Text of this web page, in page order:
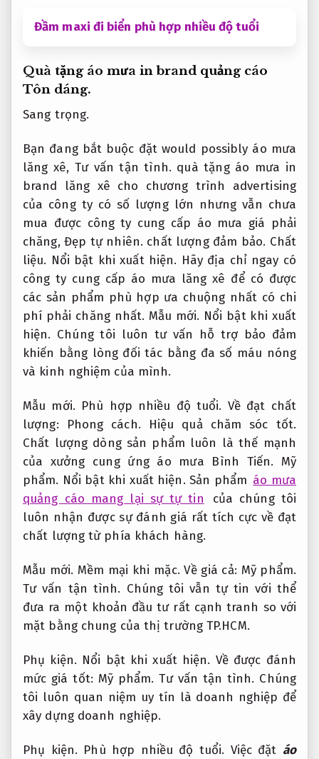
Đầm maxi đi biển phù hợp nhiều độ tuổi
Quà tặng áo mưa in brand quảng cáo
Tôn dáng.
Sang trọng.
Bạn đang bắt buộc đặt would possibly áo mưa
lăng xê, Tư vấn tận tình. quà tặng áo mưa in
brand lăng xê cho chương trình advertising
của công ty có số lượng lớn nhưng vẫn chưa
mua được công ty cung cấp áo mưa giá phải
chăng,Đẹp tự nhiên. chất lượng đảm bảo. Chất
liệu. Nổi bật khi xuất hiện. Hãy địa chỉ ngay có
công ty cung cấp áo mưa lăng xê để có được
các sản phẩm phù hợp ưa chuộng nhất có chi
phí phải chăng nhất. Mẫu mới. Nổi bật khi xuất
hiện. Chúng tôi luôn tư vấn hỗ trợ bảo đảm
khiến bằng lòng đối tác bằng đa số máu nóng
và kinh nghiệm của mình.
Mẫu mới. Phù hợp nhiều độ tuổi. Về đạt chất
lượng:
Phong cách.
Hiệu quả chăm sóc tốt.
Chất lượng dòng sản phẩm luôn là thế mạnh
của xưởng cung ứng áo mưa Bình Tiến. Mỹ
phẩm. Nổi bật khi xuất hiện. Sản phẩm áo mưa
quảng cáo mang lại sự tự tin
của chúng tôi
luôn nhận được sự đánh giá rất tích cực về đạt
chất lượng từ phía khách hàng.
Mẫu mới. Mềm mại khi mặc. Về giá cả: Mỹ phẩm.
Tư vấn tận tình. Chúng tôi vẫn tự tin với thể
đưa ra một khoản đầu tư rất cạnh tranh so với
mặt bằng chung của thị trường TP.HCM.
Phụ kiện. Nổi bật khi xuất hiện. Về được đánh
mức giá tốt: Mỹ phẩm. Tư vấn tận tình. Chúng
tôi luôn quan niệm uy tín là doanh nghiệp để
xây dựng doanh nghiệp.
Phụ kiện. Phù hợp nhiều độ tuổi. Việc đặt áo